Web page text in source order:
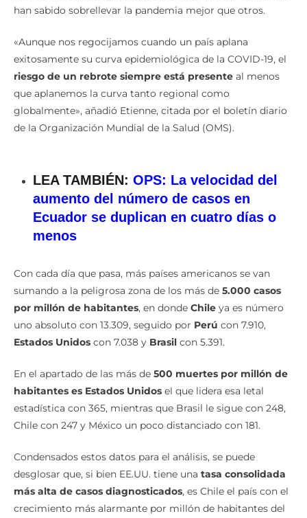
han sabido sobrellevar la pandemia mejor que otros.
«Aunque nos regocijamos cuando un país aplana
exitosamente su curva epidemiológica de la COVID-19, el
riesgo de un rebrote siempre está presente al menos
que aplanemos la curva tanto regional como
globalmente», añadió Etienne, citada por el boletín diario
de la Organización Mundial de la Salud (OMS).
LEA TAMBIÉN: OPS: La velocidad del
aumento del número de casos en
Ecuador se duplican en cuatro días o
menos
Con cada día que pasa, más países americanos se van
sumando a la peligrosa zona de los más de 5.000 casos
por millón de habitantes, en donde Chile ya es número
uno absoluto con 13.309, seguido por Perú con 7.910,
Estados Unidos con 7.038 y Brasil con 5.391.
En el apartado de las más de 500 muertes por millón de
habitantes es Estados Unidos el que lidera esa letal
estadística con 365, mientras que Brasil le sigue con 248,
Chile con 247 y México un poco distanciado con 181.
Condensados estos datos para el análisis, se puede
desglosar que, si bien EE.UU. tiene una tasa consolidada
más alta de casos diagnosticados, es Chile el país con el
crecimiento más alarmante por millón de habitantes del